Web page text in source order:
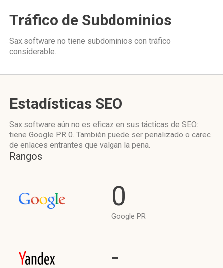
Tráfico de Subdominios
Sax.software no tiene subdominios con tráfico
considerable.
Estadísticas SEO
Sax.software aún no es eficaz en sus tácticas de SEO:
tiene Google PR 0. También puede ser penalizado o carec
de enlaces entrantes que valgan la pena.
Rangos
0
Google PR
-